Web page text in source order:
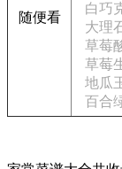
随便看
白巧
大理
草莓
草莓
地瓜
百合